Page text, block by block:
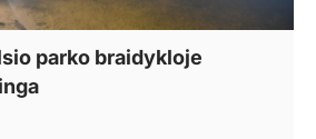
parko braidykloje